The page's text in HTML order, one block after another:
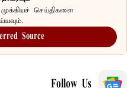
செய்திகளை
Source
Follow Us